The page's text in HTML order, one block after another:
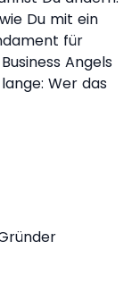
Du mit ein
für
Angels
Wer das